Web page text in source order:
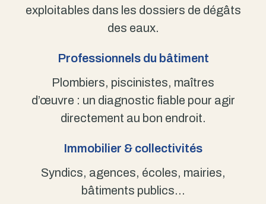
exploitables dans les dossiers de dégâts
des eaux.
Professionnels du bâtiment
Plombiers, piscinistes, maîtres
d’œuvre : un diagnostic fiable pour agir
directement au bon endroit.
Immobilier & collectivités
Syndics, agences, écoles, mairies,
bâtiments publics…